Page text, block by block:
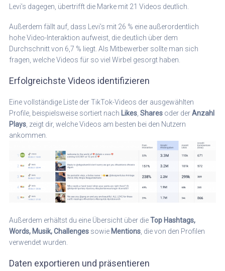
Levi’s dagegen, übertrifft die Marke mit 21 Videos deutlich.
Außerdem fällt auf, dass Levi’s mit 26 % eine außerordentlich
hohe Video-Interaktion aufweist, die deutlich über dem
Durchschnitt von 6,7 % liegt. Als Mitbewerber sollte man sich
fragen, welche Videos für so viel Wirbel gesorgt haben.
Erfolgreichste Videos identifizieren
Eine vollständige Liste der TikTok-Videos der ausgewählten
Profile, beispielsweise sortiert nach Likes Shares oder derAnzahl
Plays , zeigt dir, welche Videos am besten bei den Nutzern
ankommen.
Außerdem erhältst du eine Übersicht über dieTop Hashtags,
Words, Musik, Challenges sowie Mentions, die von den Profilen
verwendet wurden.
Daten exportieren und präsentieren